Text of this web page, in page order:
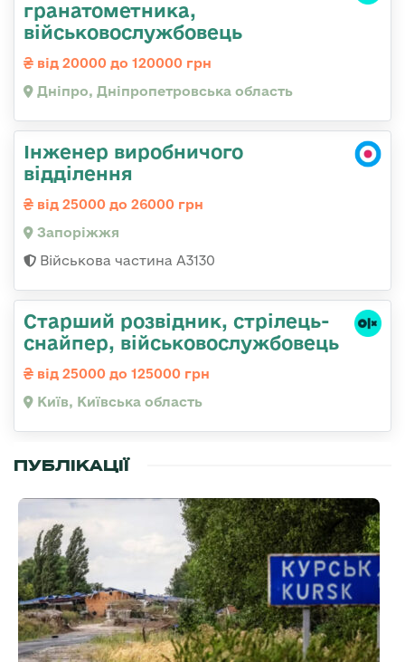
гранатометника,
військовослужбовець
від 20000 до 120000 грн
Дніпро, Дніпропетровська область
Інженер виробничого
відділення
від 25000 до 26000 грн
Запоріжжя
Військова частина А3130
Стаpший pозвідник, стрілець-
снайпеp, військовослужбовець
від 25000 до 125000 грн
Київ, Київська область
ПУБЛІКАЦІЇ